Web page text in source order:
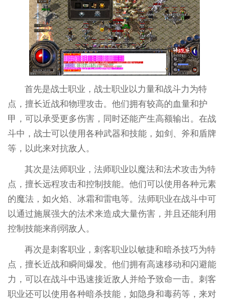
首先是战士职业，战士职业以力量和战斗力为特
点，擅长近战和物理攻击。他们拥有较高的血量和护
甲，可以承受更多伤害，同时还能产生高额输出。在战
斗中，战士可以使用各种武器和技能，如剑、斧和盾牌
等，以此来对抗敌人。
其次是法师职业，法师职业以魔法和法术攻击为特
点，擅长远程攻击和控制技能。他们可以使用各种元素
的魔法，如火焰、冰霜和雷电等。法师职业在战斗中可
以通过施展强大的法术来造成大量伤害，并且还能利用
控制技能来削弱敌人。
再次是刺客职业，刺客职业以敏捷和暗杀技巧为特
点，擅长近战和瞬间爆发。他们拥有高速移动和闪避能
力，可以在战斗中迅速接近敌人并给予致命一击。刺客
职业还可以使用各种暗杀技能，如隐身和毒药等，来对